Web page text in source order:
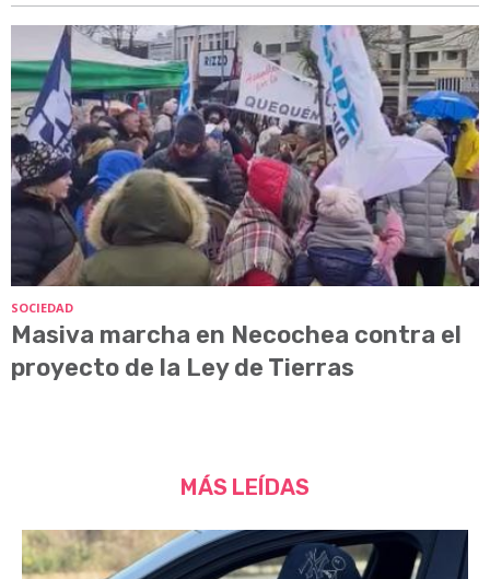
SOCIEDAD
Masiva marcha en Necochea contra el
proyecto de la Ley de Tierras
MÁS LEÍDAS